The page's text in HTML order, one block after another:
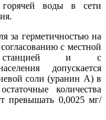
горячей воды в сети
за герметичностью на
с местной
станцией и с
допускается
соли (уранин А) в
количества
превышать 0,0025 мг/